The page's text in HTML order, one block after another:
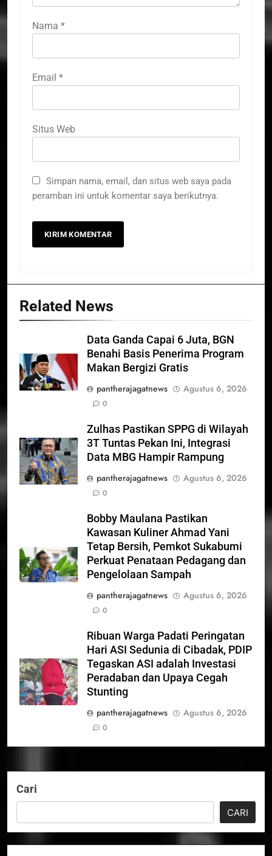
Nama *
Email *
Situs Web
Simpan nama, email, dan situs web saya pada
peramban ini untuk komentar saya berikutnya.
Related News
Data Ganda Capai 6 Juta, BGN
Benahi Basis Penerima Program
Makan Bergizi Gratis
pantherajagatnews
Agustus 6, 2026
0
Zulhas Pastikan SPPG di Wilayah
3T Tuntas Pekan Ini, Integrasi
Data MBG Hampir Rampung
pantherajagatnews
Agustus 6, 2026
0
Bobby Maulana Pastikan
Kawasan Kuliner Ahmad Yani
Tetap Bersih, Pemkot Sukabumi
Perkuat Penataan Pedagang dan
Pengelolaan Sampah
pantherajagatnews
Agustus 6, 2026
0
Ribuan Warga Padati Peringatan
Hari ASI Sedunia di Cibadak, PDIP
Tegaskan ASI adalah Investasi
Peradaban dan Upaya Cegah
Stunting
pantherajagatnews
Agustus 6, 2026
0
Cari
CARI